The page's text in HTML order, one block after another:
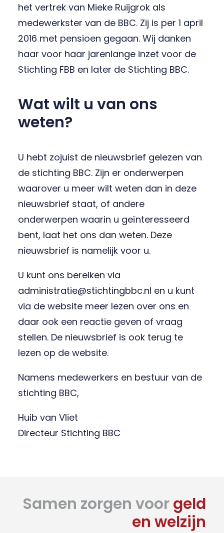
het vertrek van Mieke Ruijgrok als
medewerkster van de BBC. Zij is per 1 april
2016 met pensioen gegaan. Wij danken
haar voor haar jarenlange inzet voor de
Stichting FBB en later de Stichting BBC.
Wat wilt u van ons
weten?
U hebt zojuist de nieuwsbrief gelezen van
de stichting BBC. Zijn er onderwerpen
waarover u meer wilt weten dan in deze
nieuwsbrief staat, of andere
onderwerpen waarin u geïnteresseerd
bent, laat het ons dan weten. Deze
nieuwsbrief is namelijk voor u.
U kunt ons bereiken via
administratie@stichtingbbc.nl en u kunt
via de website meer lezen over ons en
daar ook een reactie geven of vraag
stellen. De nieuwsbrief is ook terug te
lezen op de website.
Namens medewerkers en bestuur van de
stichting BBC,
Huib van Vliet
Directeur Stichting BBC
Samen zorgen voorgeld
en welzijn